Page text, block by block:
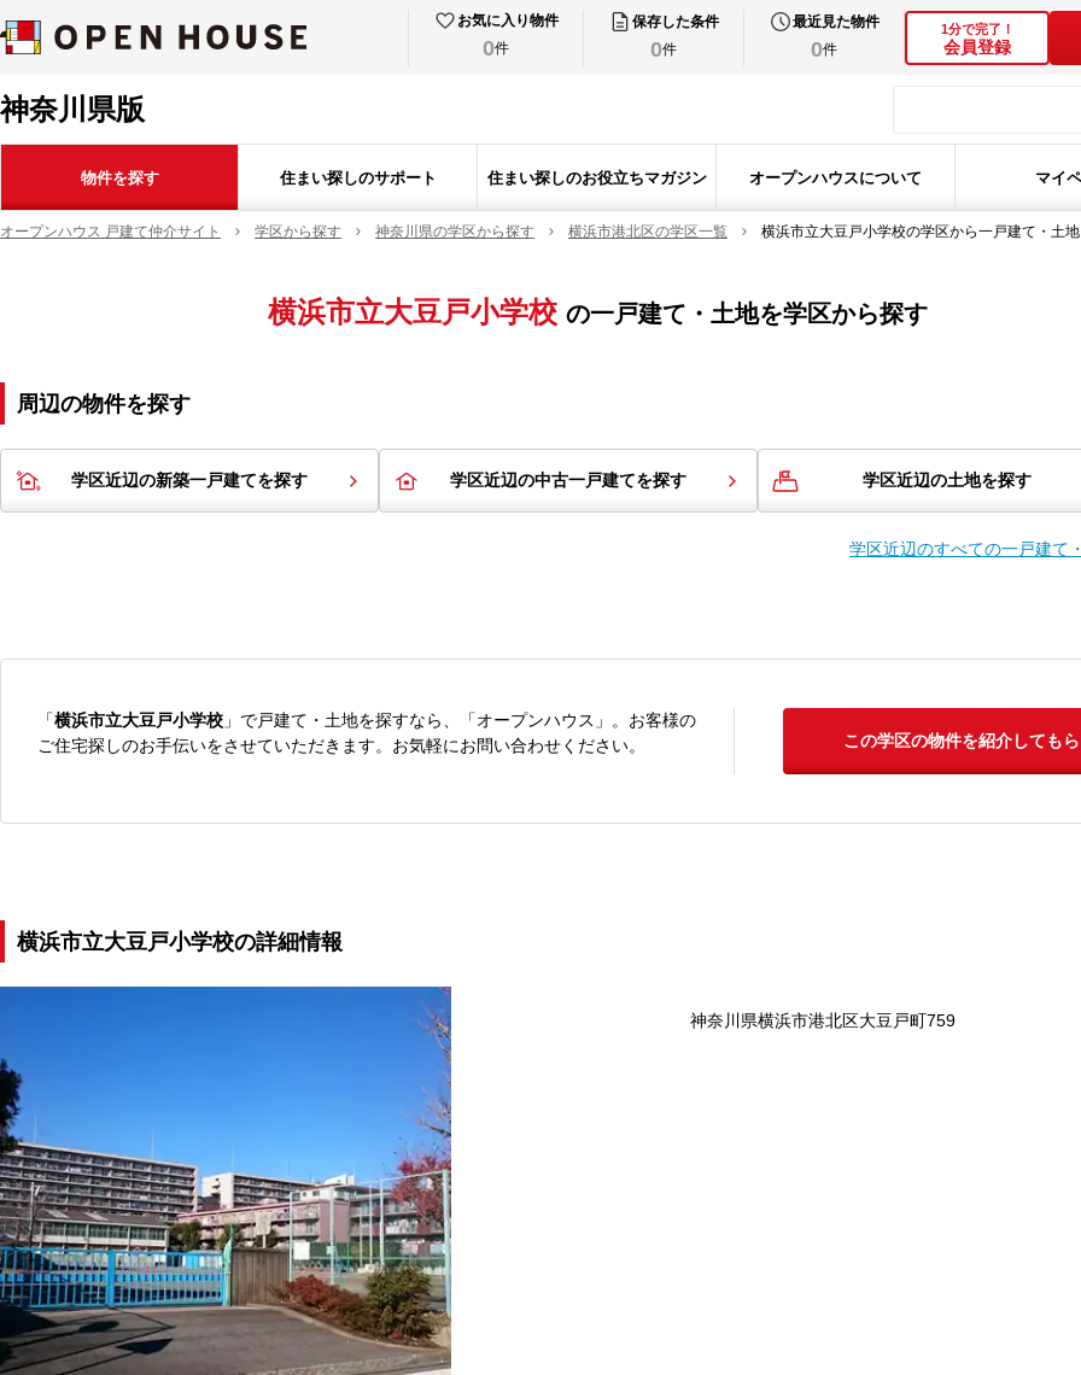
お気に入り物件
0件
保存した条件
0件
最近見た物件
0件
1分で完了！
会員登録
神奈川県版
物件を探す 住まい探しのサポート 住まい探しのお役立ちマガジン オープンハウスについて マイ
オープンハウス 戸建て仲介サイト 学区から探す 神奈川県の学区から探す 横浜市港北区の学区一覧 横浜市立大豆戸小学校の学区から一戸建て・土
横浜市立大豆戸小学校 の一戸建て・土地を学区から探す
周辺の物件を探す
学区近辺の新築一戸建てを探す 学区近辺の中古一戸建てを探す 学区近辺の土地を探す
学区近辺のすべての一戸建て
「横浜市立大豆戸小学校 」で戸建て・土地を探すなら、「オープンハウス」。お客様の
ご住宅探しのお手伝いをさせていただきます。お気軽にお問い合わせください。
この学区の物件を紹介してもら
横浜市立大豆戸小学校の詳細情報
神奈川県横浜市港北区大豆戸町759